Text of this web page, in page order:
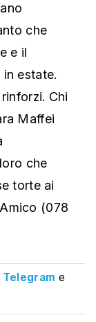
che
e il
estate.
Chi
Maffei
che
torte ai
(078
Telegram e